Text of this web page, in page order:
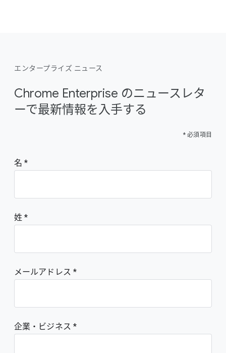
エンタープライズ ニュース
Chrome Enterprise のニュースレタ
ーで最新情報を入手する
* 必須項目
名
姓
メールアドレス
企業・ビジネス